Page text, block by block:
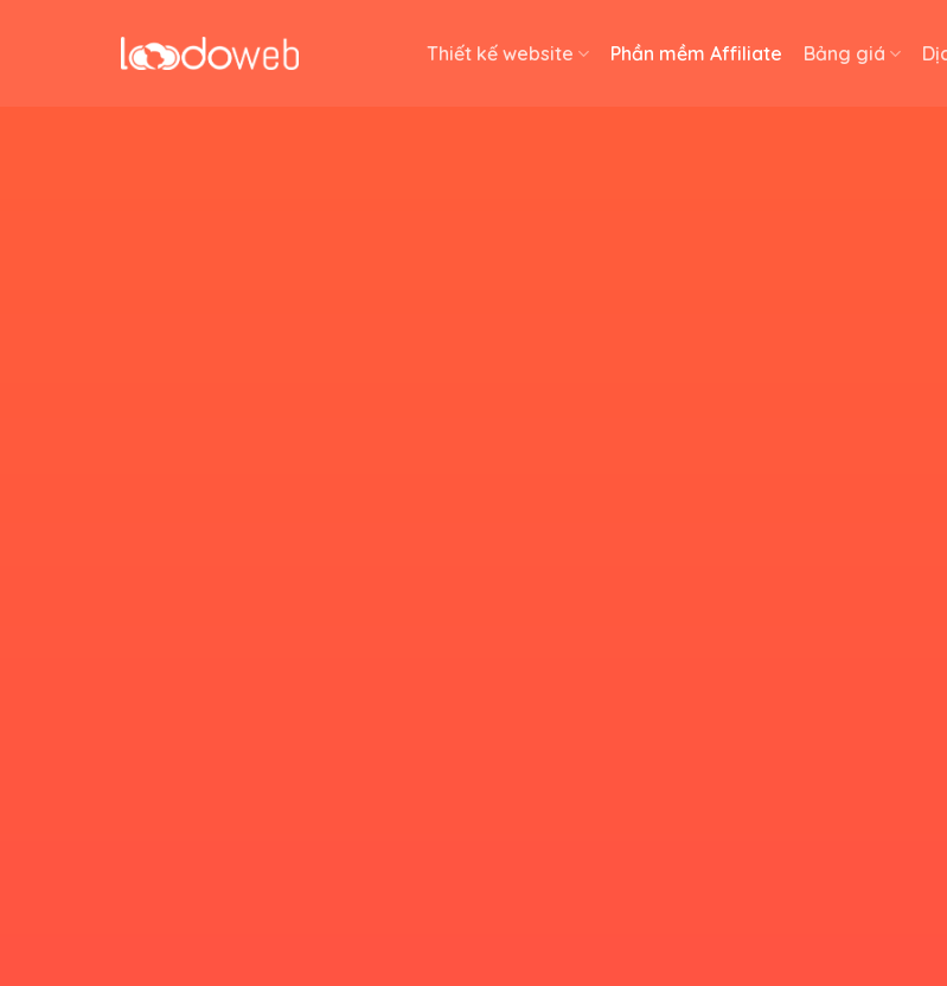
Thiết kế website Phần mềm Affiliate Bảng giá